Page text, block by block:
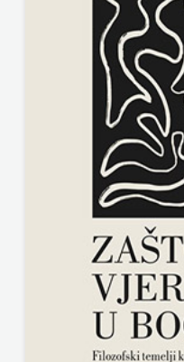
NARODNA
KNJIŽNICA